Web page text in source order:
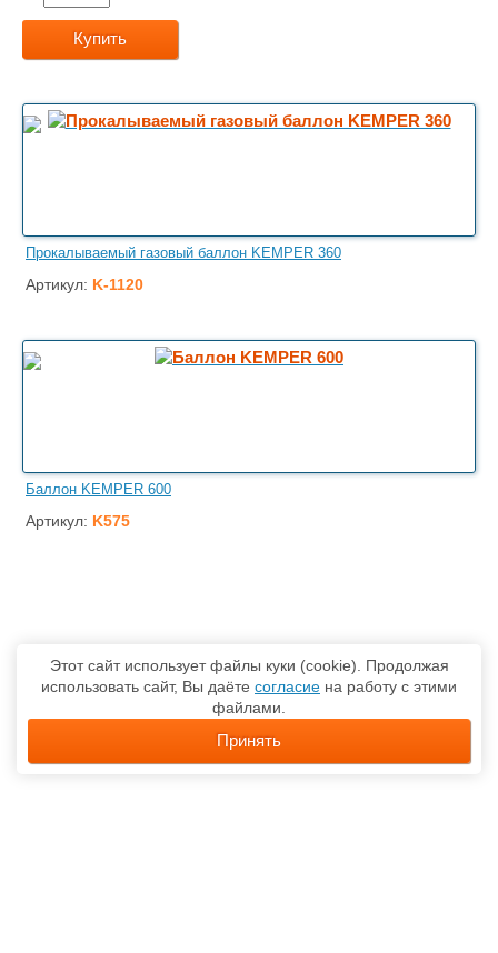
Купить
Прокалываемый газовый баллон KEMPER 360
Артикул: K-1120
Баллон KEMPER 600
Артикул: K575
Этот сайт использует файлы куки (cookie). Продолжая
использовать сайт, Вы даёте согласие на работу с этими
файлами.
Принять